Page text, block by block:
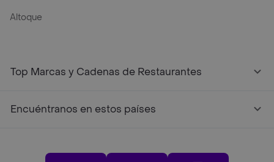
Altoque
Top Marcas y Cadenas de Restaurantes
Encuéntranos en estos países